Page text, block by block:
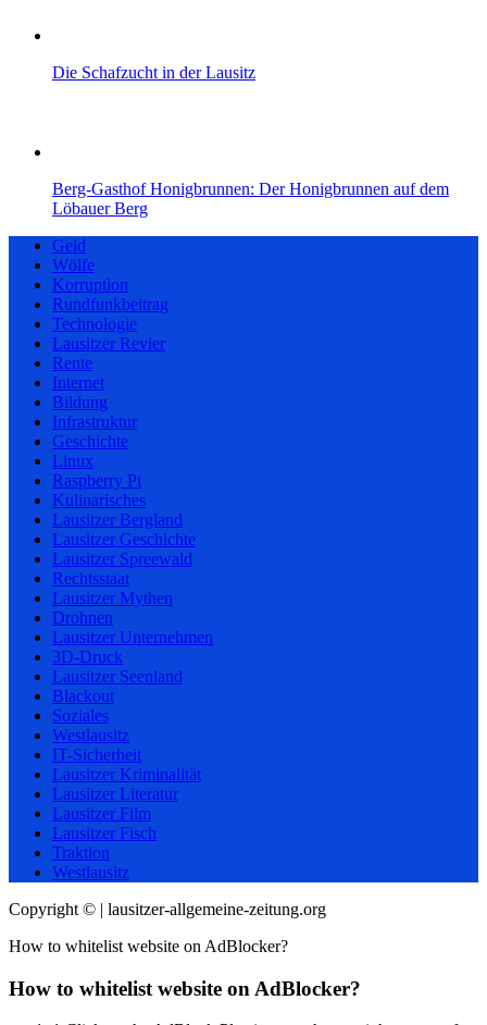
Die Schafzucht in der Lausitz
Berg-Gasthof Honigbrunnen: Der Honigbrunnen auf dem
Löbauer Berg
Geld
Wölfe
Korruption
Rundfunkbeitrag
Technologie
Lausitzer Revier
Rente
Internet
Bildung
Infrastruktur
Geschichte
Linux
Raspberry Pi
Kulinarisches
Lausitzer Bergland
Lausitzer Geschichte
Lausitzer Spreewald
Rechtsstaat
Lausitzer Mythen
Drohnen
Lausitzer Unternehmen
3D-Druck
Lausitzer Seenland
Blackout
Soziales
Westlausitz
IT-Sicherheit
Lausitzer Kriminalität
Lausitzer Literatur
Lausitzer Film
Lausitzer Fisch
Traktion
Westlausitz
Copyright © | lausitzer-allgemeine-zeitung.org
How to whitelist website on AdBlocker?
How to whitelist website on AdBlocker?